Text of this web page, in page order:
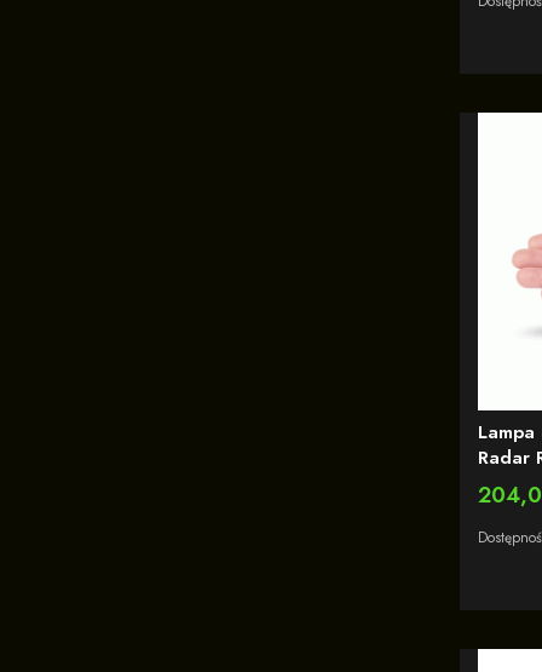
86 mm
Cena